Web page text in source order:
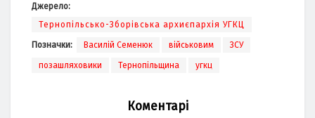
Джерело:
Тернопільсько-Зборівська архиєпархія УГКЦ
Позначки: Василій Семенюк військовим ЗСУ
позашляховики Тернопільщина угкц
Коментарі